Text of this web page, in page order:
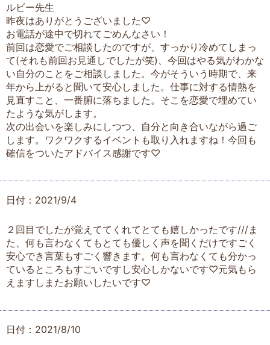
ルビー先生
昨夜はありがとうございました♡
お電話が途中で切れてごめんなさい！
前回は恋愛でご相談したのですが、すっかり冷めてしまっ
て(それも前回お見通しでしたが笑)、今回はやる気がわかな
い自分のことをご相談しました。今がそういう時期で、来
年から上がると聞いて安心しました。仕事に対する情熱を
見直すこと、一番腑に落ちました。そこを恋愛で埋めてい
たような気がします。
次の出会いを楽しみにしつつ、自分と向き合いながら過ご
します。ワクワクするイベントも取り入れますね！今回も
確信をついたアドバイス感謝です♡
日付：2021/9/4
２回目でしたが覚えててくれてとても嬉しかったです///ま
た、何も言わなくてもとても優しく声を聞くだけですごく
安心でき言葉もすごく響きます。何も言わなくても分かっ
ているところもすごいですし安心しかないです♡元気もら
えますしまたお願いしたいです♡
日付：2021/8/10